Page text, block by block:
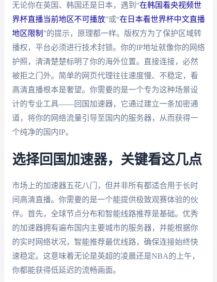
无论你在英国、韩国还是日本，遇到“在韩国看央视频世
界杯直播当前地区不可播放”或“在日本看世界杯中文直播
地区限制 ”的提示，原理都一样。版权方为了保护区域转
播权，平台必须进行技术封锁。你的IP地址就像你的网络
护照，清清楚楚标明了你的海外位置。直接连接，必然
被拒之门外。简单的网页代理往往速度慢、不稳定，看
高清直播根本是奢望。你需要的是一个专为这种场景设
计的专业工具——回国加速器，它通过建立一条加密通
道，将你的网络流量引导至国内的服务器，从而获得一
个纯净的国内IP。
选择回国加速器，关键看这几点
市场上的加速器五花八门，但并非所有都适合用于长时
间高清直播。你需要的是一个能提供极致观赛体验的伙
伴。首先，全球节点分布和智能线路推荐是基础。优秀
的加速器拥有遍布国内主要城市的服务器，并能根据你
的实时网络状况，智能推荐最优线路，确保连接始终快
速稳定。这意味着无论是英超的凌晨还是NBA的上午，
你都能获得低延迟的流畅画面。